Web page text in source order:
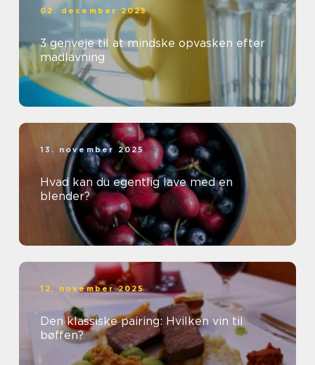
02. december 2025
3 genveje til at mindske opvasken efter
madlavning
13. november 2025
Hvad kan du egentlig lave med en
blender?
12. november 2025
Den klassiske pairing: Hvilken vin til
bøffen?